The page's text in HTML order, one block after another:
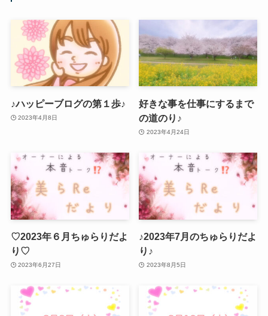
♪ハッピーブログの第１歩♪
2023年4月8日
好きな事を仕事にするまで
の道のり♪
2023年4月24日
♡2023年６月ちゅらりだよ
り♡
2023年6月27日
♪2023年7月のちゅらりだよ
り♪
2023年8月5日